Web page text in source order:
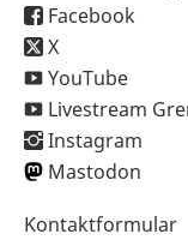
Facebook
X
YouTube
Livestream
Instagram
Mastodon
Kontaktformular